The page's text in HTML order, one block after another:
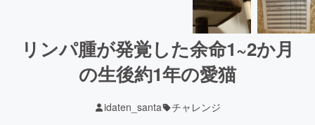
リンパ腫が発覚した余命1~2か月
の生後約1年の愛猫
idaten_santa チャレンジ